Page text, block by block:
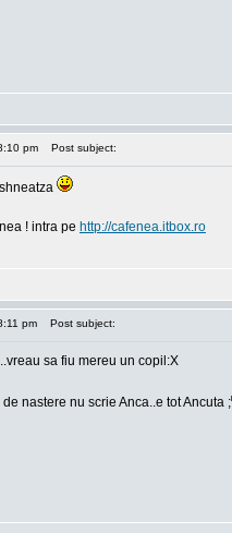
pm Post subject:
! intra pe http://cafenea.itbox.ro
pm Post subject:
sa fiu mereu un copil:X
nastere nu scrie Anca..e tot Ancuta ;